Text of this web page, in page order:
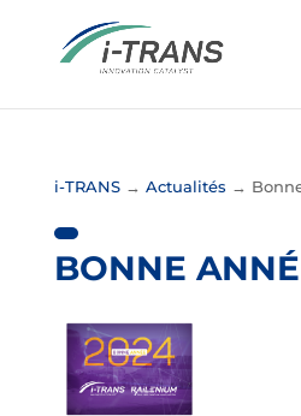
i-TRANS→ Actualités →
BONNE